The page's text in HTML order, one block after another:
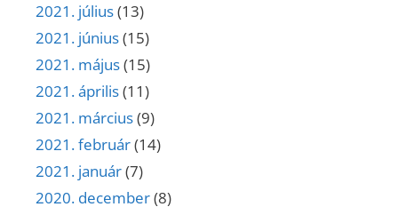
2021. július(13)
2021. június(15)
2021. május(15)
2021. április(11)
2021. március(9)
2021. február(14)
2021. január(7)
2020. december(8)